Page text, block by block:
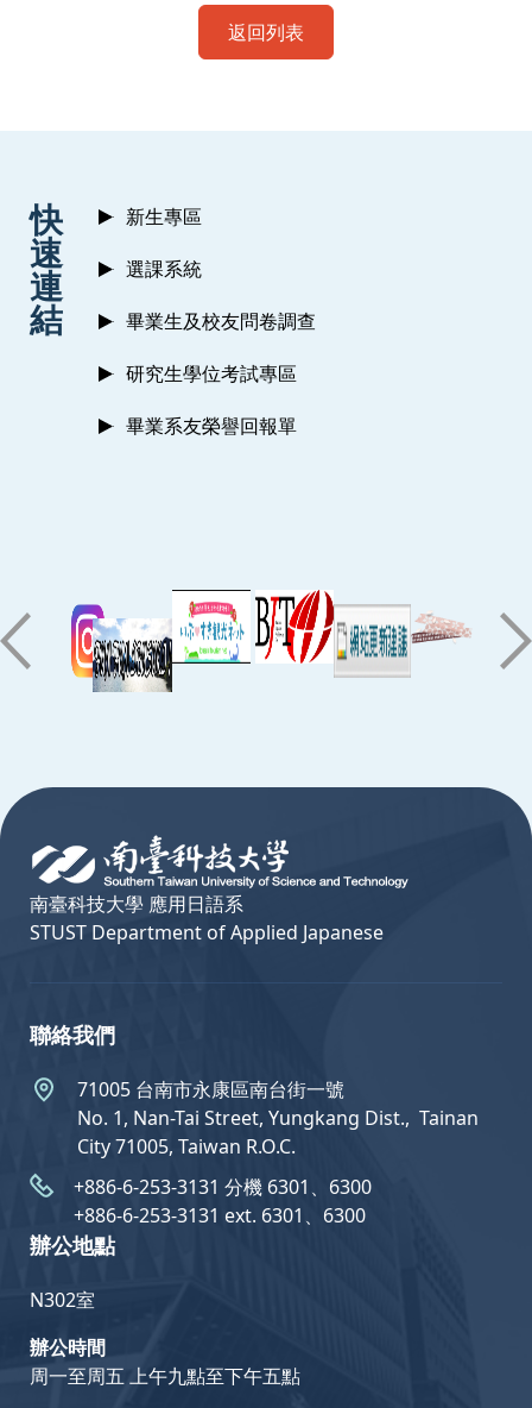
返回列表
:::
快
速
連
結
新生專區
選課系統
畢業生及校友問卷調查
研究生學位考試專區
畢業系友榮譽回報單
南臺科技大學 應用日語系
STUST Department of Applied Japanese
聯絡我們
71005 台南市永康區南台街一號
No. 1, Nan-Tai Street, Yungkang Dist.,  Tainan
City 71005, Taiwan R.O.C.
+886-6-253-3131 分機 6301、6300
+886-6-253-3131 ext. 6301、6300
辦公地點
N302室
辦公時間
周一至周五 上午九點至下午五點